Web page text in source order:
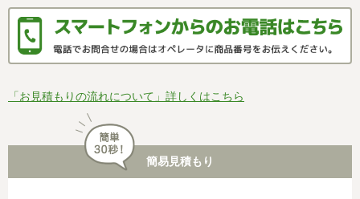
「お見積もりの流れについて」詳しくはこちら
簡易見積もり